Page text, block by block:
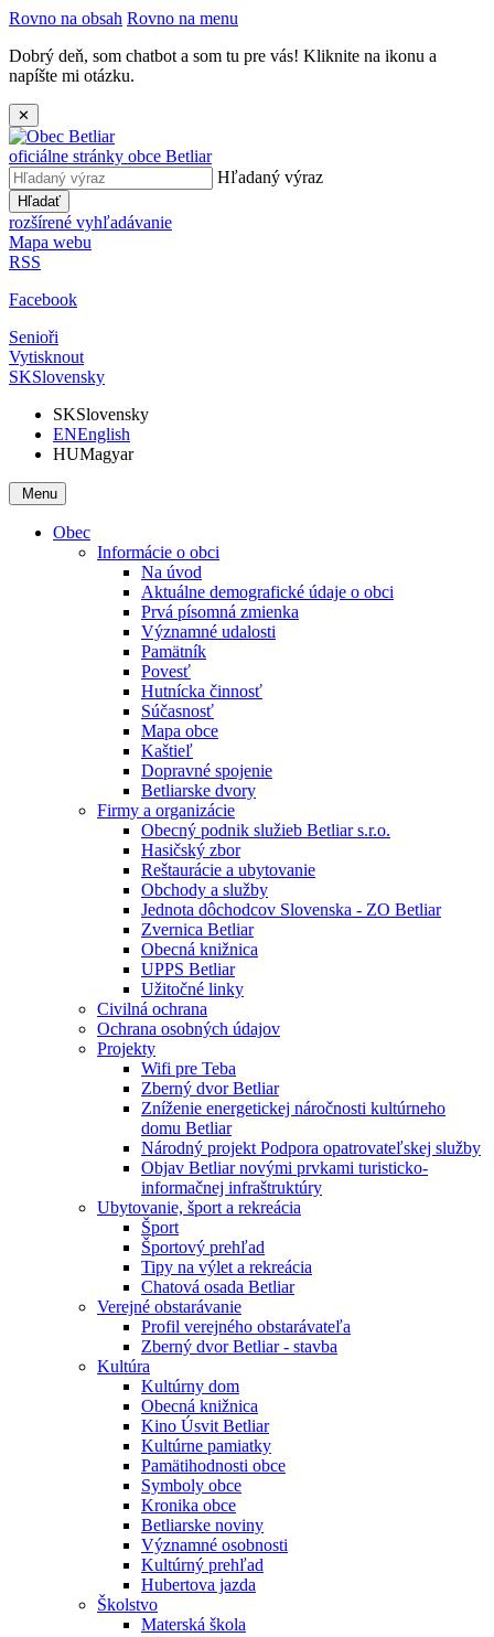
Rovno na obsah Rovno na menu
Dobrý deň, som chatbot a som tu pre vás! Kliknite na ikonu a
napíšte mi otázku.
✕
oficiálne stránky obce Betliar
Hľadaný výraz
Hľadať
rozšírené vyhľadávanie
Mapa webu
RSS
Facebook
Senioři
Vytisknout
SKSlovensky
SKSlovensky
ENEnglish
HUMagyar
Menu
Obec
Informácie o obci
Na úvod
Aktuálne demografické údaje o obci
Prvá písomná zmienka
Významné udalosti
Pamätník
Povesť
Hutnícka činnosť
Súčasnosť
Mapa obce
Kaštieľ
Dopravné spojenie
Betliarske dvory
Firmy a organizácie
Obecný podnik služieb Betliar s.r.o.
Hasičský zbor
Reštaurácie a ubytovanie
Obchody a služby
Jednota dôchodcov Slovenska - ZO Betliar
Zvernica Betliar
Obecná knižnica
UPPS Betliar
Užitočné linky
Civilná ochrana
Ochrana osobných údajov
Projekty
Wifi pre Teba
Zberný dvor Betliar
Zníženie energetickej náročnosti kultúrneho
domu Betliar
Národný projekt Podpora opatrovateľskej služby
Objav Betliar novými prvkami turisticko-
informačnej infraštruktúry
Ubytovanie, šport a rekreácia
Šport
Športový prehľad
Tipy na výlet a rekreácia
Chatová osada Betliar
Verejné obstarávanie
Profil verejného obstarávateľa
Zberný dvor Betliar - stavba
Kultúra
Kultúrny dom
Obecná knižnica
Kino Úsvit Betliar
Kultúrne pamiatky
Pamätihodnosti obce
Symboly obce
Kronika obce
Betliarske noviny
Významné osobnosti
Kultúrný prehľad
Hubertova jazda
Školstvo
Materská škola